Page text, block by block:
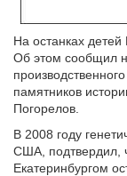
На останках
Об этом сообщил
памятников
Погорелов.
В 2008 году
США, подтвердил,
Екатеринбургом